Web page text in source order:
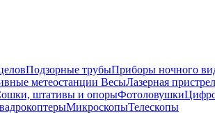
Подзорные трубыПриборы ночного
метеостанции ВесыЛазерная
штативы и опорыФотоловушки
МикроскопыТелескопы